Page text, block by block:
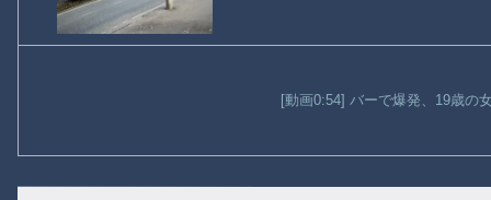
[動画0:54] バーで爆発、19歳の